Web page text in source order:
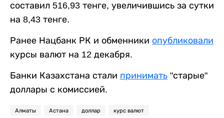
составил 516,93 тенге, увеличившись за сутки
на 8,43 тенге.
Ранее Нацбанк РК и обменники опубликовали
курсы валют на 12 декабря.
Банки Казахстана стали принимать "старые"
доллары с комиссией.
Алматы Астана доллар курс валют